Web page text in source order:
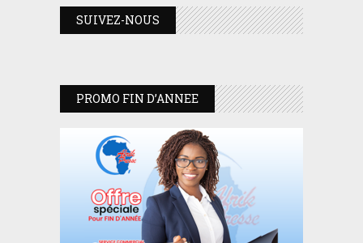
SUIVEZ-NOUS
PROMO FIN D’ANNEE